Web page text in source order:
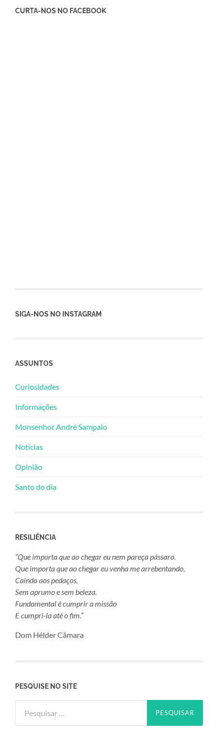
CURTA-NOS NO FACEBOOK
SIGA-NOS NO INSTAGRAM
ASSUNTOS
Curiosidades
Informações
Monsenhor André Sampaio
Notícias
Opinião
Santo do dia
RESILIÊNCIA
“Que importa que ao chegar eu nem pareça pássaro.
Que importa que ao chegar eu venha me arrebentando,
Caindo aos pedaços,
Sem aprumo e sem beleza.
Fundamental é cumprir a missão
E cumpri-la até o fim.”
Dom Hélder Câmara
PESQUISE NO SITE
por: